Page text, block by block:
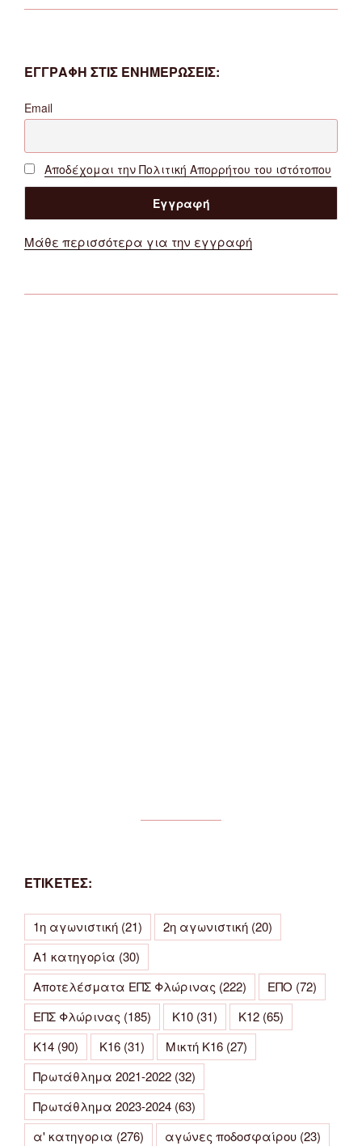
ΕΓΓΡΑΦΗ ΣΤΙΣ ΕΝΗΜΕΡΩΣΕΙΣ:
Email
Αποδέχομαι την Πολιτική Απορρήτου του ιστότοπου
Μάθε περισσότερα για την εγγραφή
ΕΤΙΚΕΤΕΣ:
1η αγωνιστική (21) 2η αγωνιστική (20)
Α1 κατηγορία (30)
Αποτελέσματα ΕΠΣ Φλώρινας (222) ΕΠΟ (72)
ΕΠΣ Φλώρινας (185) Κ10 (31) Κ12 (65)
Κ14 (90) Κ16 (31) Μικτή Κ16 (27)
Πρωτάθλημα 2021-2022 (32)
Πρωτάθλημα 2023-2024 (63)
α' κατηγορια (276) αγώνες ποδοσφαίρου (23)